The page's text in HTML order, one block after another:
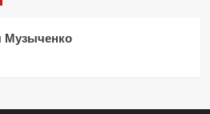
Музыченко